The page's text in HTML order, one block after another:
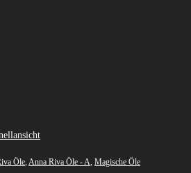
Öle, Anna Riva Öle - A, Magische Öle